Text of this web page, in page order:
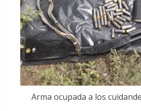
Arma ocupada a los